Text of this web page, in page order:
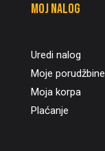
Moj nalog
Uredi nalog
Moje porudžbine
Moja korpa
Plaćanje